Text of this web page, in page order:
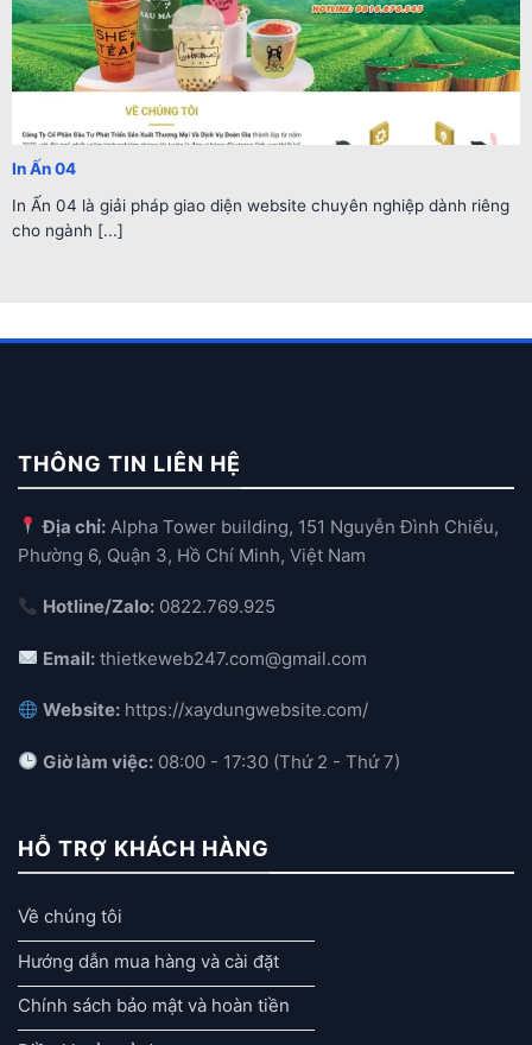
In Ấn 04
In Ấn 04 là giải pháp giao diện website chuyên nghiệp dành riêng
cho ngành [...]
THÔNG TIN LIÊN HỆ
Địa chỉ: Alpha Tower building, 151 Nguyễn Đình Chiểu,
Phường 6, Quận 3, Hồ Chí Minh, Việt Nam
Hotline/Zalo: 0822.769.925
Email: thietkeweb247.com@gmail.com
Website: https://xaydungwebsite.com/
Giờ làm việc: 08:00 - 17:30 (Thứ 2 - Thứ 7)
HỖ TRỢ KHÁCH HÀNG
Về chúng tôi
Hướng dẫn mua hàng và cài đặt
Chính sách bảo mật và hoàn tiền